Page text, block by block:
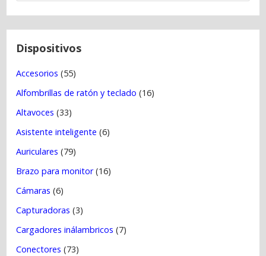
e
n
Dispositivos
Accesorios (55)
Alfombrillas de ratón y teclado (16)
Altavoces (33)
Asistente inteligente (6)
Auriculares (79)
Brazo para monitor(16)
Cámaras (6)
Capturadoras (3)
Cargadores inálambricos (7)
Conectores (73)